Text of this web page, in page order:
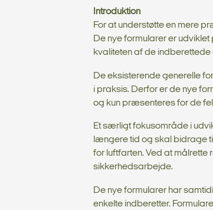
Introduktion
For at understøtte en mere
De nye formularer er
kvaliteten af de
De eksisterende generelle
i praksis. Derfor er de nye
og kun præsenteres for de
Et særligt fokusområde i
længere tid og skal bidrage
for luftfarten. Ved at
sikkerhedsarbejde.
De nye formularer har
enkelte indberetter.